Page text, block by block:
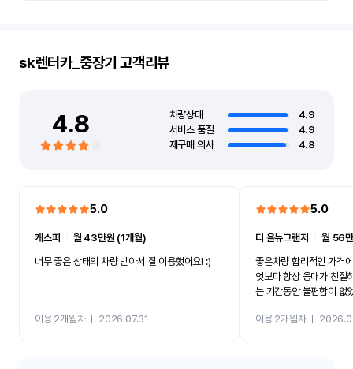
sk렌터카_중장기 고객리뷰
4.8 차량상태
4.9
서비스 품질
4.9
재구매 의사
4.8
5.0
캐스퍼
월 43만원 (1개월)
너무 좋은 상태의 차량 받아서 잘 이용했어요! :)
이용 2개월차ㅣ 2026.07.31
5.0
디 올뉴그랜저 ㅣ월 56
좋은차량 합리적인 가격
엇보다 항상 응대가 친절
는 기간동안 불편함이 없
카 렌트 고민없이 강추합
이용 2개월차ㅣ